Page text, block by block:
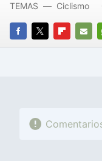
FACEBOOK
TWITTERFLIPBOARD
E-
TEMAS Ciclismo